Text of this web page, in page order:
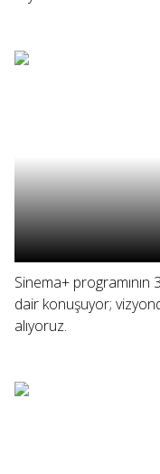
Sinema+
dair konuşuyor;
alıyoruz.